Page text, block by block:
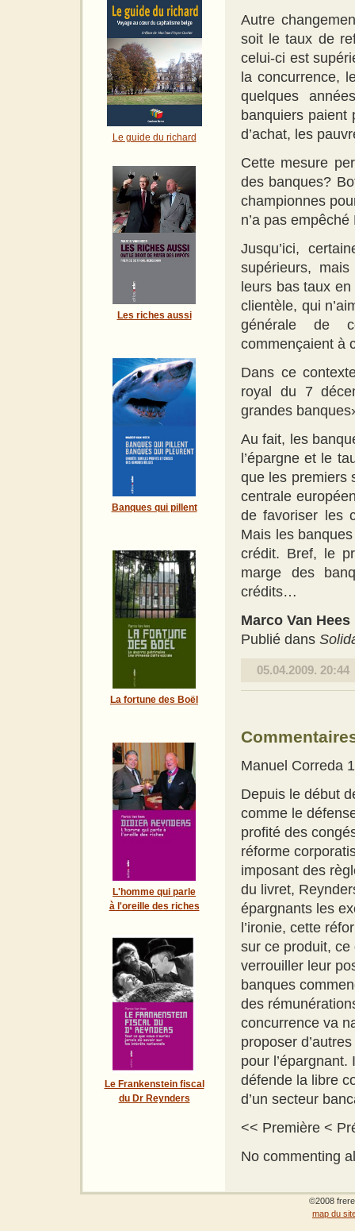
Le guide du richard
Les riches aussi
Banques qui pillent
La fortune des Boël
L'homme qui parle
à l'oreille des riches
Le Frankenstein fiscal
du Dr Reynders
Autre
soit le taux de
celui-ci est
la concurrence,
quelques
banquiers paient
d’achat, les
Cette mesure
des banques?
championnes
n’a pas
Jusqu’ici,
supérieurs,
leurs bas taux en
clientèle, qui
générale de
commençaient à
Dans ce
royal du 7
grandes
Au fait, les
l’épargne et le
que les premiers
centrale
de favoriser les
Mais les
crédit. Bref, le
marge des
crédits…
Marco Van Hees
Publié dans
05.04.2009. 20:44
Manuel Correda
Depuis le début
comme le
profité des
réforme
imposant des
du livret,
épargnants les
l’ironie, cette
sur ce produit,
verrouiller leur
banques
des
concurrence va
proposer
pour
défende la libre
d’un secteur
<< Première <
No commenting
©2008
map du